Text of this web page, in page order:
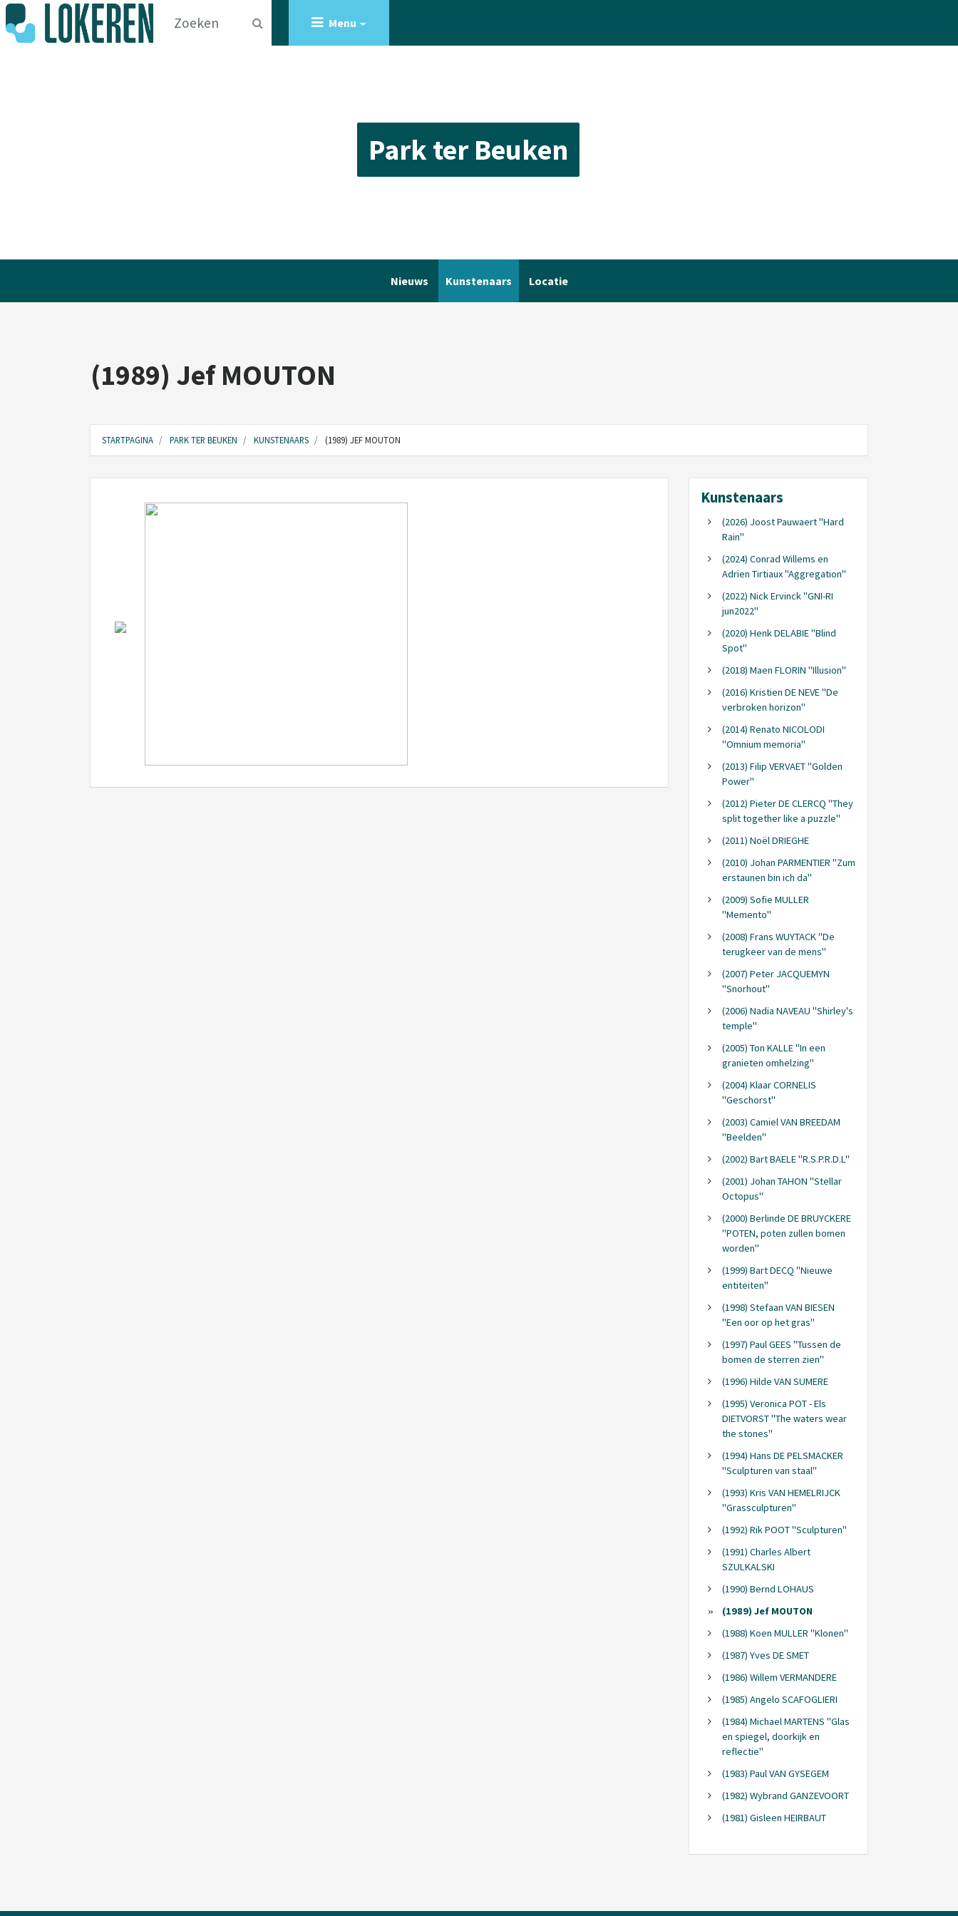
Menu
Park ter Beuken
Nieuws Kunstenaars Locatie
(1989) Jef MOUTON
STARTPAGINA PARK TER BEUKEN KUNSTENAARS (1989) JEF MOUTON
Kunstenaars
(2026) Joost Pauwaert "Hard
Rain"
(2024) Conrad Willems en
Adrien Tirtiaux "Aggregation"
(2022) Nick Ervinck "GNI-RI
jun2022"
(2020) Henk DELABIE "Blind
Spot"
(2018) Maen FLORIN "Illusion"
(2016) Kristien DE NEVE "De
verbroken horizon"
(2014) Renato NICOLODI
"Omnium memoria"
(2013) Filip VERVAET "Golden
Power"
(2012) Pieter DE CLERCQ "They
split together like a puzzle"
(2011) Noël DRIEGHE
(2010) Johan PARMENTIER "Zum
erstaunen bin ich da"
(2009) Sofie MULLER
"Memento"
(2008) Frans WUYTACK "De
terugkeer van de mens"
(2007) Peter JACQUEMYN
"Snorhout"
(2006) Nadia NAVEAU "Shirley's
temple"
(2005) Ton KALLE "In een
granieten omhelzing"
(2004) Klaar CORNELIS
"Geschorst"
(2003) Camiel VAN BREEDAM
"Beelden"
(2002) Bart BAELE "R.S.P.R.D.L"
(2001) Johan TAHON "Stellar
Octopus"
(2000) Berlinde DE BRUYCKERE
"POTEN, poten zullen bomen
worden"
(1999) Bart DECQ "Nieuwe
entiteiten"
(1998) Stefaan VAN BIESEN
"Een oor op het gras"
(1997) Paul GEES "Tussen de
bomen de sterren zien"
(1996) Hilde VAN SUMERE
(1995) Veronica POT - Els
DIETVORST "The waters wear
the stones"
(1994) Hans DE PELSMACKER
"Sculpturen van staal"
(1993) Kris VAN HEMELRIJCK
"Grassculpturen"
(1992) Rik POOT "Sculpturen"
(1991) Charles Albert
SZULKALSKI
(1990) Bernd LOHAUS
(1989) Jef MOUTON
(1988) Koen MULLER "Klonen"
(1987) Yves DE SMET
(1986) Willem VERMANDERE
(1985) Angelo SCAFOGLIERI
(1984) Michael MARTENS "Glas
en spiegel, doorkijk en
reflectie"
(1983) Paul VAN GYSEGEM
(1982) Wybrand GANZEVOORT
(1981) Gisleen HEIRBAUT